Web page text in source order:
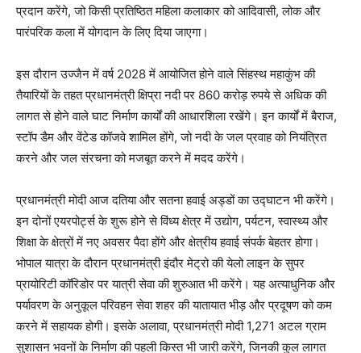
प्रदान करेंगे, जो किसी प्रतिष्ठित महिला कलाकार को आदिवासी, लोक और
पारंपरिक कला में योगदान के लिए दिया जाएगा।
इस दौरान उज्जैन में वर्ष 2028 में आयोजित होने वाले सिंहस्थ महाकुंभ की
तैयारियों के तहत प्रधानमंत्री क्षिप्रा नदी पर 860 करोड़ रुपये से अधिक की
लागत से होने वाले घाट निर्माण कार्यों की आधारशिला रखेंगे। इन कार्यों में बैराज,
स्टॉप डैम और वेंटेड कॉजवे शामिल होंगे, जो नदी के जल प्रवाह को नियंत्रित
करने और जल संरचना को मजबूत करने में मदद करेंगे।
प्रधानमंत्री मोदी आज दतिया और सतना हवाई अड्डों का उद्घाटन भी करेंगे।
इन दोनों एयरपोर्ट्स के शुरू होने से विंध्य क्षेत्र में उद्योग, पर्यटन, स्वास्थ्य और
शिक्षा के क्षेत्रों में नए अवसर पैदा होंगे और क्षेत्रीय हवाई संपर्क बेहतर होगा।
भोपाल यात्रा के दौरान प्रधानमंत्री इंदौर मेट्रो की येलो लाइन के सुपर
प्रायोरिटी कॉरिडोर पर यात्री सेवा की शुरुआत भी करेंगे। यह अत्याधुनिक और
पर्यावरण के अनुकूल परिवहन सेवा शहर की यातायात भीड़ और प्रदूषण को कम
करने में सहायक होगी। इसके अलावा, प्रधानमंत्री मोदी 1,271 अटल ग्राम
सुशासन भवनों के निर्माण की पहली किस्त भी जारी करेंगे, जिनकी कुल लागत